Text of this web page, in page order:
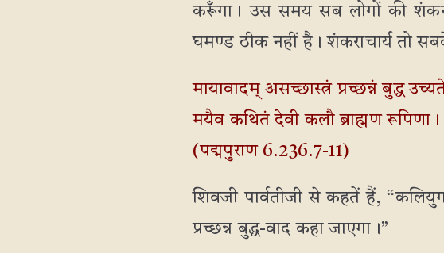
करूँगा। उस समय सब लोगों की
घमण्ड ठीक नहीं है। शंकराचार्य तो सबके
मायावादम् असच्छास्त्रं प्रच्छन्नं बुद्ध
मयैव कथितं देवी कलौ ब्राह्मण
(पद्मपुराण 6.236.7-11)
शिवजी पार्वतीजी से कहतें हैं,
प्रच्छन्न बुद्ध-वाद कहा जाएगा।”